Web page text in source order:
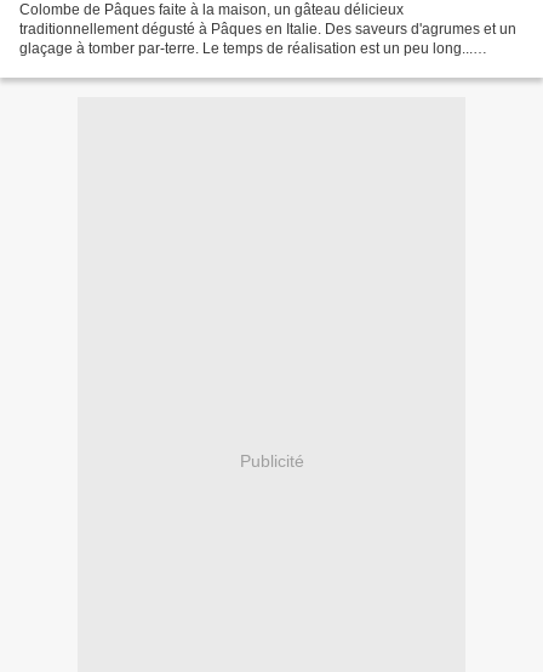
Colombe de Pâques faite à la maison, un gâteau délicieux
traditionnellement dégusté à Pâques en Italie. Des saveurs d'agrumes et un
glaçage à tomber par-terre. Le temps de réalisation est un peu long...
Publicité